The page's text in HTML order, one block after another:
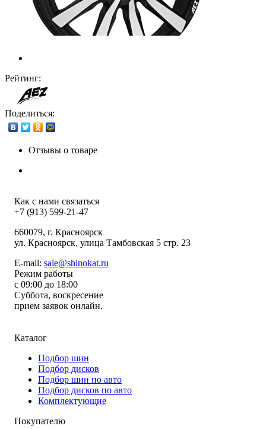
Рейтинг:
Поделиться:
Отзывы о товаре
Как с нами связаться
+7 (913) 599-21-47
660079, г. Красноярск
ул. Красноярск, улица Тамбовская 5 стр. 23
E-mail: sale@shinokat.ru
Режим работы
с 09:00 до 18:00
Суббота, воскресение
прием заявок онлайн.
Каталог
Подбор шин
Подбор дисков
Подбор шин по авто
Подбор дисков по авто
Комплектующие
Покупателю